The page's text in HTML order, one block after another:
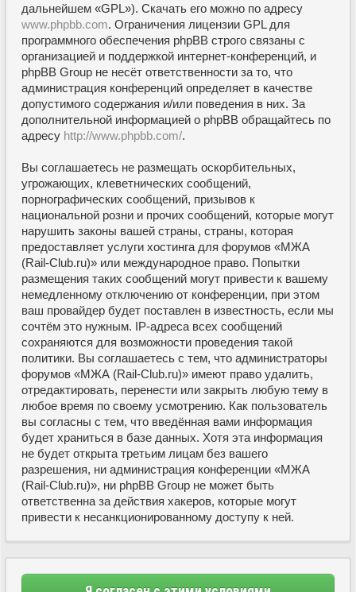
дальнейшем «GPL»). Скачать его можно по адресу
www.phpbb.com. Ограничения лицензии GPL для
программного обеспечения phpBB строго связаны с
организацией и поддержкой интернет-конференций, и
phpBB Group не несёт ответственности за то, что
администрация конференций определяет в качестве
допустимого содержания и/или поведения в них. За
дополнительной информацией о phpBB обращайтесь по
адресу http://www.phpbb.com/.
Вы соглашаетесь не размещать оскорбительных,
угрожающих, клеветнических сообщений,
порнографических сообщений, призывов к
национальной розни и прочих сообщений, которые могут
нарушить законы вашей страны, страны, которая
предоставляет услуги хостинга для форумов «МЖА
(Rail-Club.ru)» или международное право. Попытки
размещения таких сообщений могут привести к вашему
немедленному отключению от конференции, при этом
ваш провайдер будет поставлен в известность, если мы
сочтём это нужным. IP-адреса всех сообщений
сохраняются для возможности проведения такой
политики. Вы соглашаетесь с тем, что администраторы
форумов «МЖА (Rail-Club.ru)» имеют право удалить,
отредактировать, перенести или закрыть любую тему в
любое время по своему усмотрению. Как пользователь
вы согласны с тем, что введённая вами информация
будет храниться в базе данных. Хотя эта информация
не будет открыта третьим лицам без вашего
разрешения, ни администрация конференции «МЖА
(Rail-Club.ru)», ни phpBB Group не может быть
ответственна за действия хакеров, которые могут
привести к несанкционированному доступу к ней.